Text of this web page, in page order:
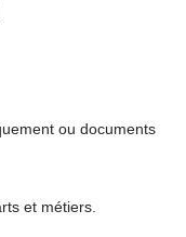
ou documents
et métiers.